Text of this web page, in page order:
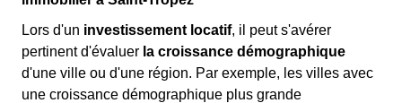
Lors d'un investissement locatif, il peut s'avérer
pertinent d'évaluer la croissance démographique
d'une ville ou d'une région. Par exemple, les villes avec
une croissance démographique plus grande